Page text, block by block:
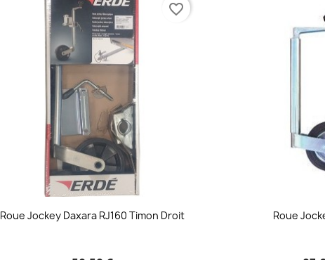
Roue Jockey Daxara RJ160 Timon Droit
favorite_border
Roue